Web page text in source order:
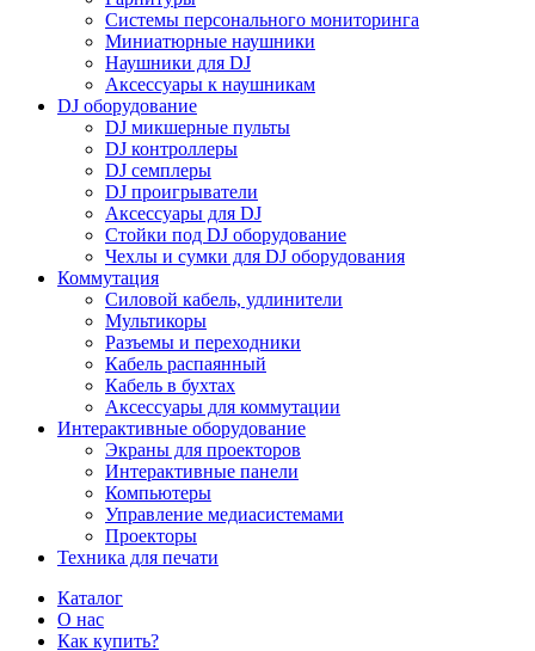
Системы персонального мониторинга
Миниатюрные наушники
Наушники для DJ
Аксессуары к наушникам
DJ оборудование
DJ микшерные пульты
DJ контроллеры
DJ семплеры
DJ проигрыватели
Аксессуары для DJ
Стойки под DJ оборудование
Чехлы и сумки для DJ оборудования
Коммутация
Силовой кабель, удлинители
Мультикоры
Разъемы и переходники
Кабель распаянный
Кабель в бухтах
Аксессуары для коммутации
Интерактивные оборудование
Экраны для проекторов
Интерактивные панели
Компьютеры
Управление медиасистемами
Проекторы
Техника для печати
Каталог
О нас
Как купить?